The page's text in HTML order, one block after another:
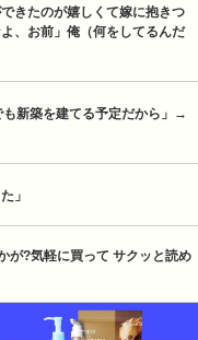
きたのが嬉しくて嫁に抱きつ
、お前」俺（何をしてるんだ
新築を建てる予定だから」→
」
が?気軽に買って サクッと読め